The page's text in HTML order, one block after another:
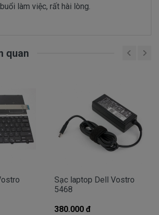
bạn nhé.
pin này có phù hợp với laptop của
Latitude hay Precision?
buổi làm việc, rất hài lòng.
quan
Sạc laptop Dell Vostro
5468
380.000 đ